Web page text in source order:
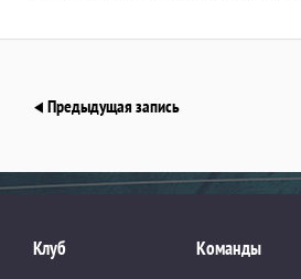
Предыдущая запись
Клуб Команды